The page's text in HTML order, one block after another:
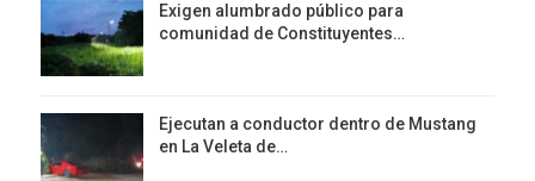
Exigen alumbrado público para
comunidad de Constituyentes…
Ejecutan a conductor dentro de Mustang
en La Veleta de…